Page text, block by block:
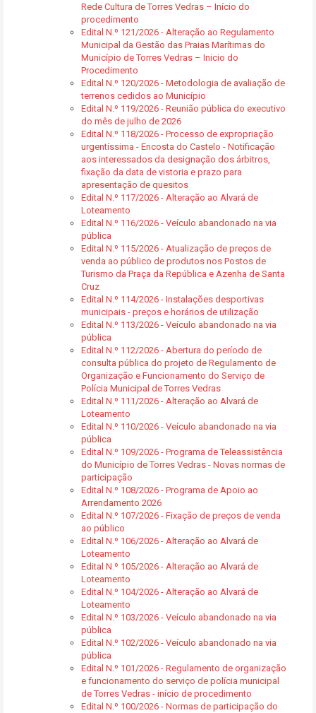
Rede Cultura de Torres Vedras – Início do
procedimento
Edital N.º 121/2026 - Alteração ao Regulamento
Municipal da Gestão das Praias Marítimas do
Município de Torres Vedras – Inicio do
Procedimento
Edital N.º 120/2026 - Metodologia de avaliação de
terrenos cedidos ao Município
Edital N.º 119/2026 - Reunião pública do executivo
do mês de julho de 2026
Edital N.º 118/2026 - Processo de expropriação
urgentíssima - Encosta do Castelo - Notificação
aos interessados da designação dos árbitros,
fixação da data de vistoria e prazo para
apresentação de quesitos
Edital N.º 117/2026 - Alteração ao Alvará de
Loteamento
Edital N.º 116/2026 - Veículo abandonado na via
pública
Edital N.º 115/2026 - Atualização de preços de
venda ao público de produtos nos Postos de
Turismo da Praça da República e Azenha de Santa
Cruz
Edital N.º 114/2026 - Instalações desportivas
municipais - preços e horários de utilização
Edital N.º 113/2026 - Veículo abandonado na via
pública
Edital N.º 112/2026 - Abertura do período de
consulta pública do projeto de Regulamento de
Organização e Funcionamento do Serviço de
Polícia Municipal de Torres Vedras
Edital N.º 111/2026 - Alteração ao Alvará de
Loteamento
Edital N.º 110/2026 - Veículo abandonado na via
pública
Edital N.º 109/2026 - Programa de Teleassistência
do Município de Torres Vedras - Novas normas de
participação
Edital N.º 108/2026 - Programa de Apoio ao
Arrendamento 2026
Edital N.º 107/2026 - Fixação de preços de venda
ao público
Edital N.º 106/2026 - Alteração ao Alvará de
Loteamento
Edital N.º 105/2026 - Alteração ao Alvará de
Loteamento
Edital N.º 104/2026 - Alteração ao Alvará de
Loteamento
Edital N.º 103/2026 - Veículo abandonado na via
pública
Edital N.º 102/2026 - Veículo abandonado na via
pública
Edital N.º 101/2026 - Regulamento de organização
e funcionamento do serviço de polícia municipal
de Torres Vedras - início de procedimento
Edital N.º 100/2026 - Normas de participação do